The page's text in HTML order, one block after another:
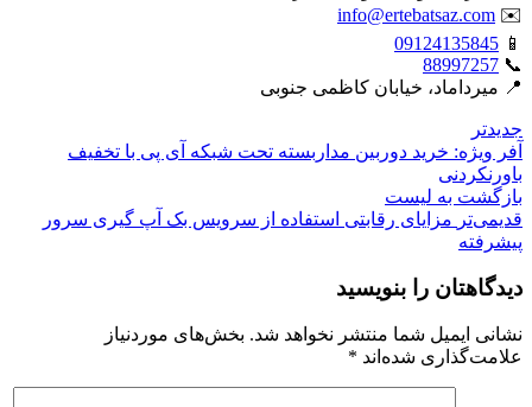
✉️
info@ertebatsaz.com
📱
09124135845
📞
88997257
📍 میرداماد، خیابان کاظمی جنوبی
جدیدتر
آفر ویژه: خرید دوربین مداربسته تحت شبکه آی پی با تخفیف
باورنکردنی
بازگشت بە لیست
قدیمی‌تر مزایای رقابتی استفاده از سرویس بک آپ گیری سرور
پیشرفته
دیدگاهتان را بنویسید
نشانی ایمیل شما منتشر نخواهد شد. بخش‌های موردنیاز
علامت‌گذاری شده‌اند *